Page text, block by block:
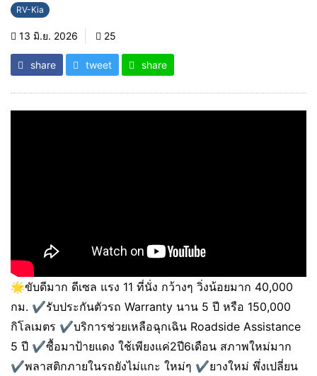
RV-Kia
13 มิ.ย. 2026 25
share tweet share
🌟ขับดีมาก ดีเซล แรง 11 ที่นั่ง กว้างๆ วิ่งน้อยมาก 40,000
กม. ✔️รับประกันตัวรถ Warranty นาน 5 ปี หรือ 150,000
กิโลเมตร ✔️บริการช่วยเหลือฉุกเฉิน Roadside Assistance
5 ปี ✔️ซื้อมาป้ายแดง ใช้เพียงแค่2ปี6เดือน สภาพใหม่มาก
✔️พลาสติกภายในรถยังไม่แกะ ใหม่ๆ ✔️ยางใหม่ พึ่งเปลี่ยน